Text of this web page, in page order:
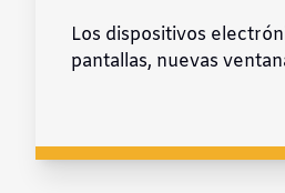
Los dispositivos
pantallas, nuevas